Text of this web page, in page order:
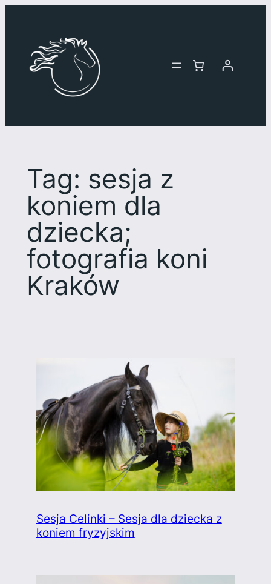
Tag: sesja z
koniem dla
dziecka;
fotografia koni
Kraków
Sesja Celinki – Sesja dla dziecka z
koniem fryzyjskim